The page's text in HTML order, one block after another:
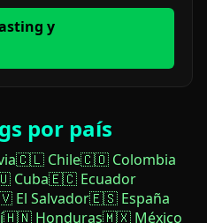
y
por país
🇨🇱 Chile🇨🇴 Colombia
Cuba🇪🇨 Ecuador
El Salvador🇪🇸 España
🇭🇳 Honduras🇲🇽 México